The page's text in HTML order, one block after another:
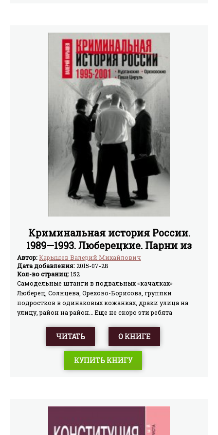
отношение к дорожным законам.Приведены
действующие тарифы за нарушения Правил.Инспектор
всегда прав! Если кто-то не верит, загляните внутрь и
Ваши сомнения быстро рассеются.Для широкого круга
автомобилистов.
Криминальная история России.
1989—1993. Люберецкие. Парни из
Солнцева
Автор:Карышев Валерий Михайлович
Дата добавления:2015-07-28
Кол-во страниц:152
Самодельные штанги в подвальных «качалках»
Люберец, Солнцева, Орехово-Борисова, группки
подростков в одинаковых кожанках, драки улица на
улицу, район на район… Еще не скоро эти ребята
которые будут потрясать не только Москву, но и всю
страну грандиозными разборками и громкими
убийствами. Пока же их удел – мелкий рэкет,
«крышевание» ларечников, дележ территории. В хаосе,
охватившем страну, молодые волчата дерутся за место
ЧИТАТЬ О КНИГЕ
КУПИТЬ КНИГУ